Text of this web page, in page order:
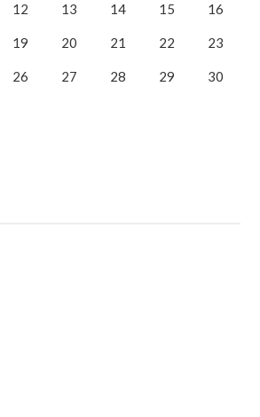
12 13 14 15 16
19 20 21 22 23
26 27 28 29 30